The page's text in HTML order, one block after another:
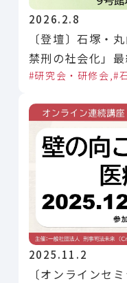
2026.2.8
〔登壇〕石塚・
禁刑の社会化」
研究会・研修会
2025.11.2
〔オンラインセ